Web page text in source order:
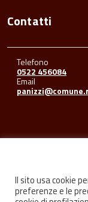
Contatti
Telefono
0522 456084
Email
Il sito usa cookie
preferenze e le